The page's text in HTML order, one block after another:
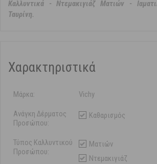
Καλλυντικά - Ντεμακιγιάζ Ματιών -
Ταυρίνη.
Χαρακτηριστικά
Μάρκα: Vichy
Ανάγκη Δέρματος
Προσώπου:
Καθαρισμός
Τύπος Καλλυντικού
Προσώπου:
Ματιών
Ντεμακιγιάζ